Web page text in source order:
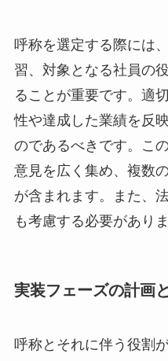
呼称を選定する際には
習、対象となる社員の
ることが重要です。適
性や達成した業績を反
のであるべきです。こ
意見を広く集め、複数
が含まれます。また、
も考慮する必要がありま
実装フェーズの計画
呼称とそれに伴う役割